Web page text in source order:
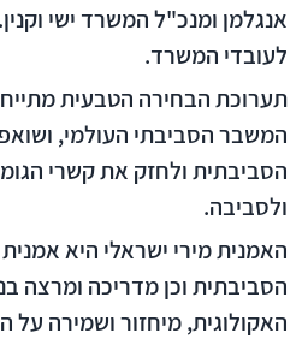
אנגלמן ומנכ"ל המשרד ישי
לעובדי המשרד.
תערוכת הבחירה הטבעית
המשבר הסביבתי העולמי,
הסביבתית ולחזק את קשרי
ולסביבה.
האמנית מירי ישראלי היא
הסביבתית וכן מדריכה ומרצה
האקולוגית, מיחזור ושמירה על